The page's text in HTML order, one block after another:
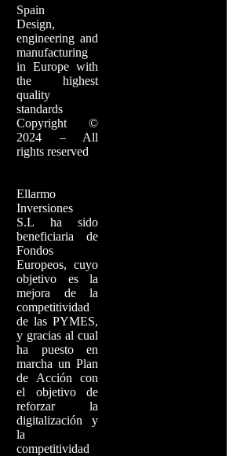
Spain
Design,
engineering and
manufacturing
in Europe with
the highest
quality
standards
Copyright ©
2024 – All
rights reserved
Ellarmo
Inversiones
S.L ha sido
beneficiaria de
Fondos
Europeos, cuyo
objetivo es la
mejora de la
competitividad
de las PYMES,
y gracias al cual
ha puesto en
marcha un Plan
de Acción con
el objetivo de
reforzar la
digitalización y
la
competitividad